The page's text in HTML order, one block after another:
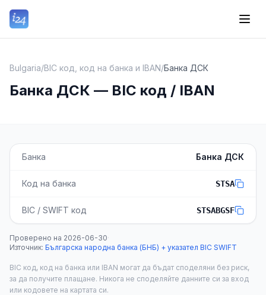
Bulgaria/BIC код, код на банка и IBAN/Банка ДСК
Банка ДСК — BIC код / IBAN
Банка Банка ДСК
Код на банка STSA
BIC / SWIFT код STSABGSF
Проверено на 2026-06-30·
Източник: Българска народна банка (БНБ) + указател BIC SWIFT
BIC код, код на банка или IBAN могат да бъдат споделяни без риск,
за да получите плащане. Никога не споделяйте данните си за вход
или кодовете на картата си.